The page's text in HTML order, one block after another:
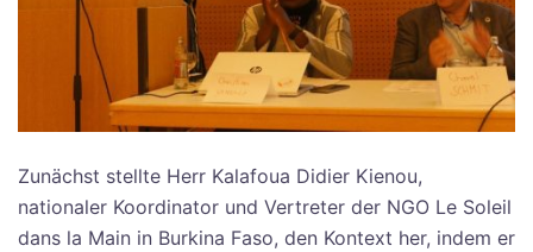
Zunächst stellte Herr Kalafoua Didier Kienou,
nationaler Koordinator und Vertreter der NGO Le Soleil
dans la Main in Burkina Faso, den Kontext her, indem er